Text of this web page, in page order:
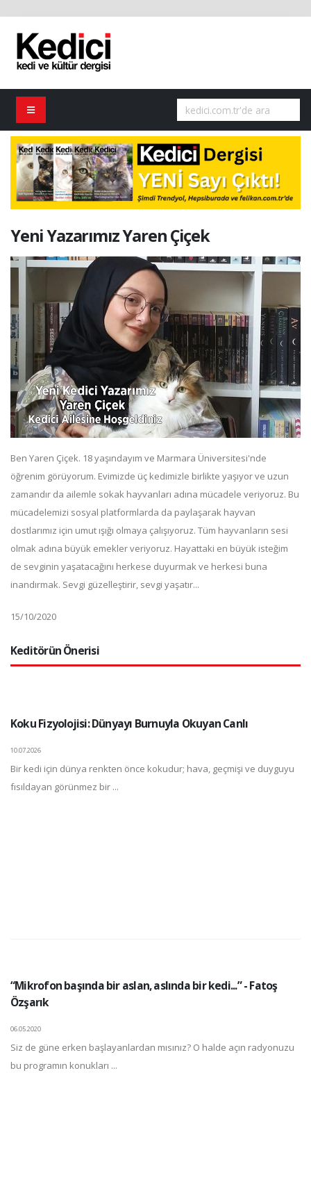
Yeni Yazarımız Yaren Çiçek
Ben Yaren Çiçek. 18 yaşındayım ve Marmara Üniversitesi'nde
öğrenim görüyorum. Evimizde üç kedimizle birlikte yaşıyor ve uzun
zamandır da ailemle sokak hayvanları adına mücadele veriyoruz. Bu
mücadelemizi sosyal platformlarda da paylaşarak hayvan
dostlarımız için umut ışığı olmaya çalışıyoruz. Tüm hayvanların sesi
olmak adına büyük emekler veriyoruz. Hayattaki en büyük isteğim
de sevginin yaşatacağını herkese duyurmak ve herkesi buna
inandırmak. Sevgi güzelleştirir, sevgi yaşatır...
15/10/2020
Keditörün Önerisi
Koku Fizyolojisi: Dünyayı Burnuyla Okuyan Canlı
10.07.2026
Bir kedi için dünya renkten önce kokudur; hava, geçmişi ve duyguyu
fısıldayan görünmez bir ...
“Mikrofon başında bir aslan, aslında bir kedi...” - Fatoş
Özşarık
06.05.2020
Siz de güne erken başlayanlardan mısınız? O halde açın radyonuzu
bu programın konukları ...